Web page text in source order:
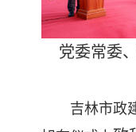
党委常委
吉林市政